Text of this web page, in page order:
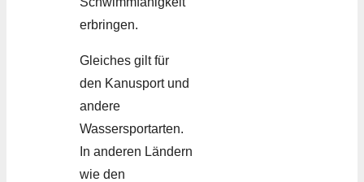
erbringen.
Gleiches gilt für
den Kanusport und
andere
Wassersportarten.
In anderen Ländern
wie den